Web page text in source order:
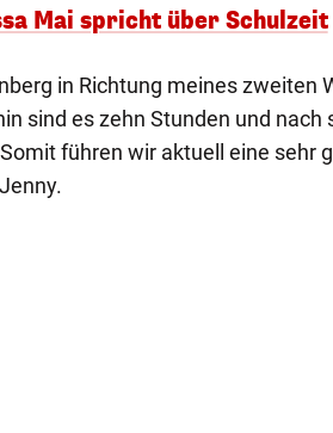
Mai spricht über Schulzeit
in Richtung meines zweiten
sind es zehn Stunden und nach
führen wir aktuell eine sehr